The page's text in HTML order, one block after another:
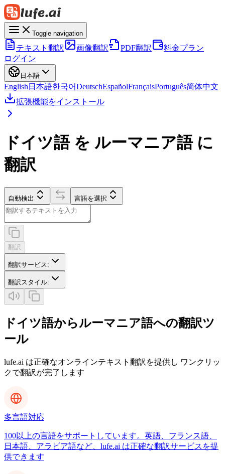
Toggle navigation
テキスト翻訳 画像翻訳 PDF翻訳
料金プラン
ログイン
日本語
English 日本語한국어DeutschEspañolFrançaisPortuguês简体中文
拡張機能をインストール
ドイツ語 を ルーマニア語 に
翻訳
自動検出 言語を選択
翻訳
翻訳サービス :
翻訳スタイル:
ドイツ語からルーマニア語への翻訳ツ
ール
lufe.ai は正確なオンラインテキスト翻訳を提供し ワンクリッ
クで翻訳が完了します
多言語対応
100以上の言語をサポートしています。英語、フランス語、
日本語、アラビア語など、lufe.ai は正確な翻訳サービスを提
供できます